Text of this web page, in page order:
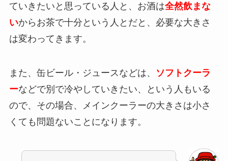
ていきたいと思っている人と、お酒は全然飲まな
いからお茶で十分という人とだと、必要な大きさ
は変わってきます。
また、缶ビール・ジュースなどは、
ソフトクーラ
ーなどで別で冷やしていきたい、という人もいる
ので、その場合、メインクーラーの大きさは小さ
くても問題ないことになります。